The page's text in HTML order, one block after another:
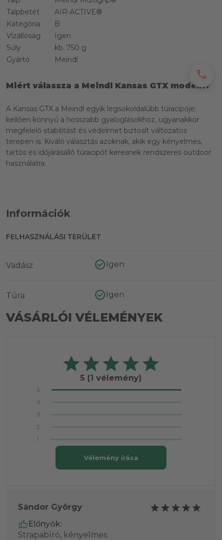
Talpbetét
AIR-ACTIVE®
Kategória
B
Vízállóság
Igen
Súly
kb. 750 g
Gyártó
Meindl
Miért válassza a Meindl Kansas GTX modellt?
A Kansas GTX a Meindl egyik legsokoldalúbb túracipője:
kellően könnyű a hosszabb gyaloglásokhoz, ugyanakkor
megfelelő stabilitást és védelmet biztosít változatos
terepen is. Kiváló választás azoknak, akik egy kényelmes,
tartós és időjárásálló túracipőt keresnek rendszeres outdoor
használatra.
Információk
FELHASZNÁLÁSI TERÜLET
Vadász Igen
Túra Igen
VÁSÁRLÓI VÉLEMÉNYEK
5 (1 vélemény)
5
4
3
2
1
Vélemény írása
Sándor György
Előnyök:
Strapabíró, kényelmes
call